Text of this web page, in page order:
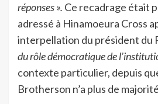
réponses ». Ce recadrage était
adressé à Hinamoeura Cross
interpellation du président du
du rôle démocratique de
contexte particulier, depuis
Brotherson n’a plus de majorité